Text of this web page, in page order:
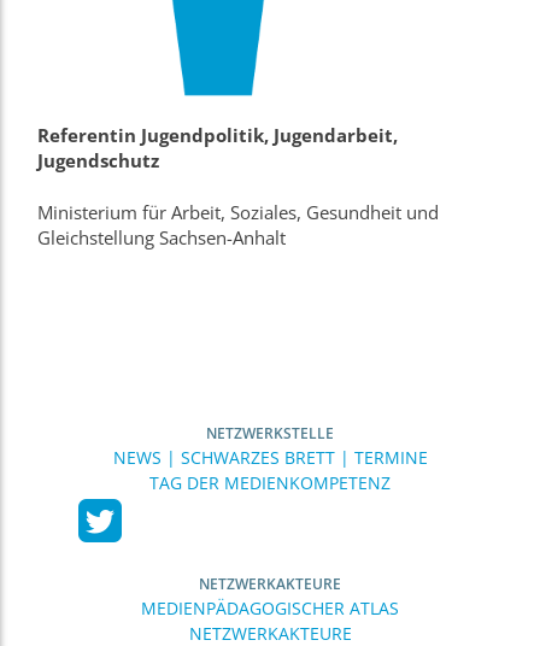
Referentin Jugendpolitik, Jugendarbeit,
Jugendschutz
Ministerium für Arbeit, Soziales, Gesundheit und
Gleichstellung Sachsen-Anhalt
NETZWERKSTELLE
NEWS | SCHWARZES BRETT | TERMINE
TAG DER MEDIENKOMPETENZ
NETZWERKAKTEURE
MEDIENPÄDAGOGISCHER ATLAS
NETZWERKAKTEURE